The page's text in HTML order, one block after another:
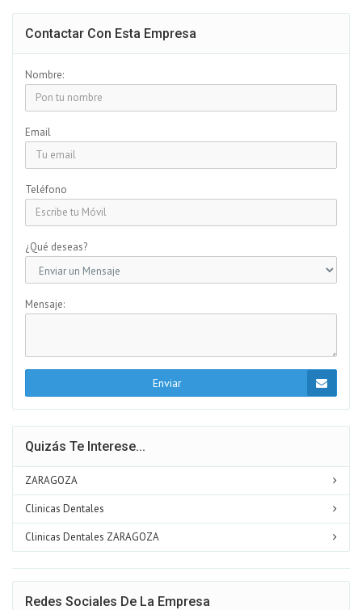
Contactar Con Esta Empresa
Nombre:
Email
Teléfono
¿Qué deseas?
Mensaje:
Enviar
Quizás Te Interese...
ZARAGOZA
Clinicas Dentales
Clinicas Dentales ZARAGOZA
Redes Sociales De La Empresa